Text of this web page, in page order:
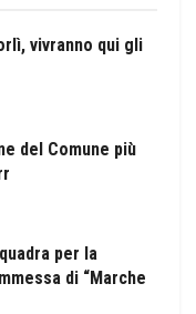
vivranno qui gli
del Comune più
per la
di “Marche